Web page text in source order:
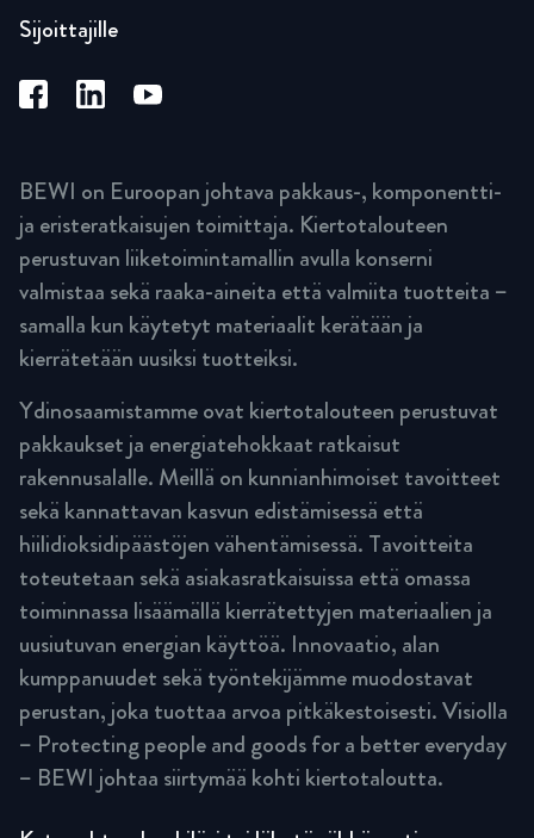
Sijoittajille
BEWI on Euroopan johtava pakkaus-, komponentti-
ja eristeratkaisujen toimittaja. Kiertotalouteen
perustuvan liiketoimintamallin avulla konserni
valmistaa sekä raaka-aineita että valmiita tuotteita –
samalla kun käytetyt materiaalit kerätään ja
kierrätetään uusiksi tuotteiksi.
Ydinosaamistamme ovat kiertotalouteen perustuvat
pakkaukset ja energiatehokkaat ratkaisut
rakennusalalle. Meillä on kunnianhimoiset tavoitteet
sekä kannattavan kasvun edistämisessä että
hiilidioksidipäästöjen vähentämisessä. Tavoitteita
toteutetaan sekä asiakasratkaisuissa että omassa
toiminnassa lisäämällä kierrätettyjen materiaalien ja
uusiutuvan energian käyttöä. Innovaatio, alan
kumppanuudet sekä työntekijämme muodostavat
perustan, joka tuottaa arvoa pitkäkestoisesti. Visiolla
– Protecting people and goods for a better everyday
– BEWI johtaa siirtymää kohti kiertotaloutta.